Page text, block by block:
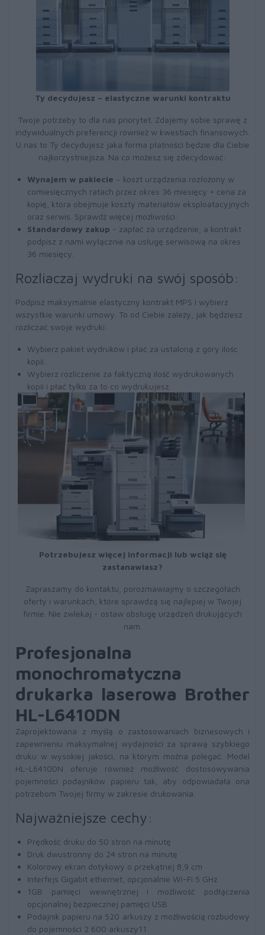
Ty decydujesz – elastyczne warunki kontraktu
Twoje potrzeby to dla nas priorytet. Zdajemy sobie sprawę z
indywidualnych preferencji również w kwestiach finansowych.
U nas to Ty decydujesz jaka forma płatności będzie dla Ciebie
najkorzystniejsza. Na co możesz się zdecydować:
Wynajem w pakiecie – koszt urządzenia rozłożony w
comiesięcznych ratach przez okres 36 miesięcy + cena za
kopię, która obejmuje koszty materiałów eksploatacyjnych
oraz serwis. Sprawdź więcej możliwości:
Standardowy zakup - zapłać za urządzenie, a kontrakt
podpisz z nami wyłącznie na usługę serwisową na okres
36 miesięcy.
Rozliaczaj wydruki na swój sposób:
Podpisz maksymalnie elastyczny kontrakt MPS i wybierz
wszystkie warunki umowy. To od Ciebie zależy, jak będziesz
rozliczać swoje wydruki:
Wybierz pakiet wydruków i płać za ustaloną z góry ilośc
kopii.
Wybierz rozliczenie za faktyczną ilość wydrukowanych
kopii i płać tylko za to co wydrukujesz.
Potrzebujesz więcej informacji lub wciąż się
zastanawiasz?
Zapraszamy do kontaktu, porozmawiajmy o szczegółach
oferty i warunkach, które sprawdzą się najlepiej w Twojej
firmie. Nie zwlekaj - ostaw obsługę urządzeń drukujących
nam.
Profesjonalna
monochromatyczna
drukarka laserowa Brother
HL-L6410DN
Zaprojektowana z myślą o zastosowaniach biznesowych i
zapewnieniu maksymalnej wydajności za sprawą szybkiego
druku w wysokiej jakości, na którym można polegać. Model
HL-L6410DN oferuje również możliwość dostosowywania
pojemności podajników papieru tak, aby odpowiadała ona
potrzebom Twojej firmy w zakresie drukowania.
Najważniejsze cechy:
Prędkość druku do 50 stron na minutę
Druk dwustronny do 24 stron na minutę
Kolorowy ekran dotykowy o przekątnej 8,9 cm
Interfejs Gigabit ethernet, opcjonalnie Wi-Fi 5 GHz
1GB pamięci wewnętrznej i możliwość podłączenia
opcjonalnej bezpiecznej pamięci USB
Podajnik papieru na 520 arkuszy z możliwością rozbudowy
do pojemności 2 600 arkuszy11